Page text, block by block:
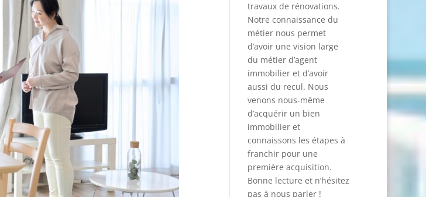
travaux de rénovations.
Notre connaissance du
métier nous permet
d’avoir une vision large
du métier d’agent
immobilier et d’avoir
aussi du recul. Nous
venons nous-même
d’acquérir un bien
immobilier et
connaissons les étapes à
franchir pour une
première acquisition.
Bonne lecture et n’hésitez
pas à nous parler !